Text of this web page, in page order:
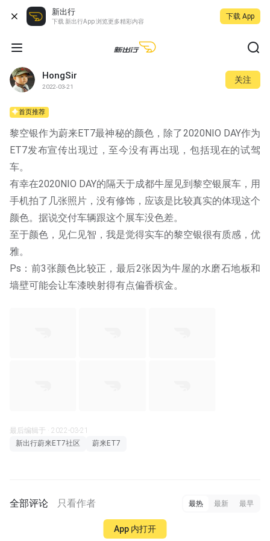
新出行
下载 新出行App 浏览更多精彩内容
下载 App
HongSir
2022-03-21
关注
首页推荐
黎空银作为蔚来ET7最神秘的颜色，除了2020NIO DAY作为
ET7发布宣传出现过，至今没有再出现，包括现在的试驾
车。
有幸在2020NIO DAY的隔天于成都牛屋见到黎空银展车，用
手机拍了几张照片，没有修饰，应该是比较真实的体现这个
颜色。据说交付车辆跟这个展车没色差。
至于颜色，见仁见智，我是觉得实车的黎空银很有质感，优
雅。
Ps：前3张颜色比较正，最后2张因为牛屋的水磨石地板和
墙壁可能会让车漆映射得有点偏香槟金。
最后编辑于 · 2022-03-21
新出行蔚来ET7社区
蔚来ET7
全部评论 只看作者 最热 最新 最早
App 内打开